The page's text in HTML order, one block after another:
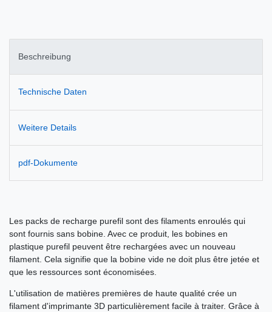
Beschreibung
Technische Daten
Weitere Details
pdf-Dokumente
Les packs de recharge purefil sont des filaments enroulés qui
sont fournis sans bobine. Avec ce produit, les bobines en
plastique purefil peuvent être rechargées avec un nouveau
filament. Cela signifie que la bobine vide ne doit plus être jetée et
que les ressources sont économisées.
L'utilisation de matières premières de haute qualité crée un
filament d'imprimante 3D particulièrement facile à traiter. Grâce à